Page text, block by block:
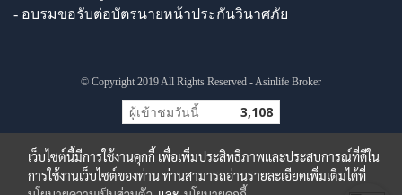
- อบรมขอรับต่อบัตรนายหน้าประกันวินาศภัย
© Copyright 2019 All Rights Reserved - Asinlife Broker
ผู้เข้าชมวันนี้ 3,108
เว็บไซต์นี้มีการใช้งานคุกกี้ เพื่อเพิ่มประสิทธิภาพและประสบการณ์ที่ดีใน
การใช้งานเว็บไซต์ของท่าน ท่านสามารถอ่านรายละเอียดเพิ่มเติมได้ที่